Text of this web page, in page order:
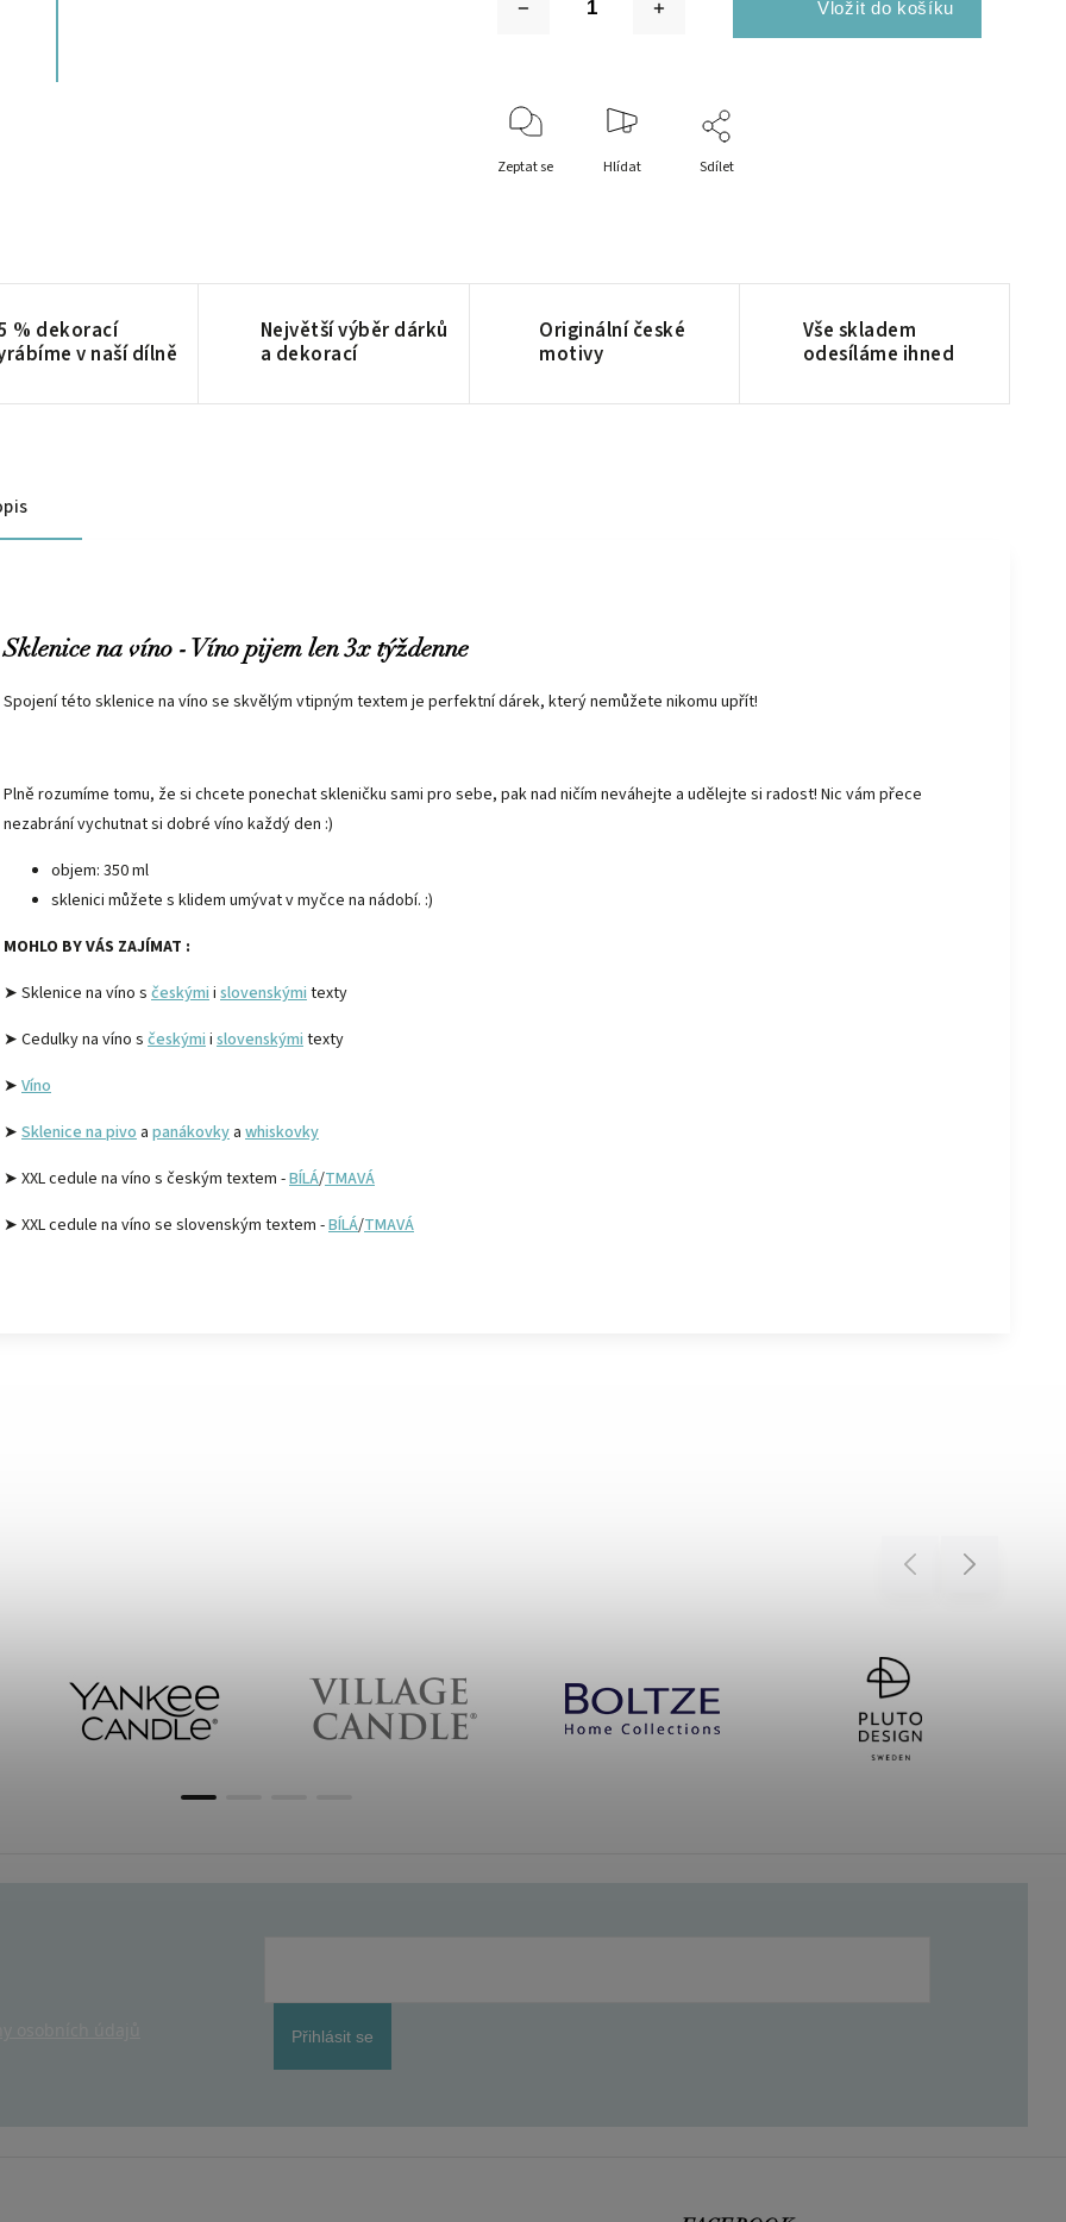
Zeptat se Hlídat Sdílet
% dekorací
v naší dílně
Největší výběr dárků
a dekorací
Originální české
motivy
Vše skladem
odesíláme ihned
Sklenice na víno - Víno pijem len 3x týždenne
Spojení této sklenice na víno se skvělým vtipným textem je perfektní dárek, který nemůžete nikomu upřít!
Plně rozumíme tomu, že si chcete ponechat skleničku sami pro sebe, pak nad ničím neváhejte a udělejte si radost! Nic vám přece
nezabrání vychutnat si dobré víno každý den :)
objem: 350 ml
sklenici můžete s klidem umývat v myčce na nádobí. :)
MOHLO BY VÁS ZAJÍMAT :
➤ Sklenice na víno s českými i slovenskými texty
➤ Cedulky na víno s českými i slovenskými texty
➤ Víno
➤ Sklenice na pivo a panákovky a whiskovky
➤ XXL cedule na víno s českým textem -BÍLÁ/TMAVÁ
➤ XXL cedule na víno se slovenským textem -BÍLÁ/TMAVÁ
Previous Next
Přihlásit se